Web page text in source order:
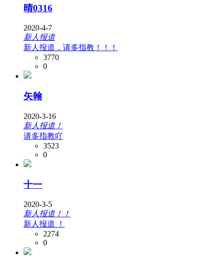
晴0316
2020-4-7
新人报道
新人报道，请多指教！！！
3770
0
矢翰
2020-3-16
新人报道！
请多指教吖
3523
0
十一
2020-3-5
新人报道！！
新人报道 ！
2274
0